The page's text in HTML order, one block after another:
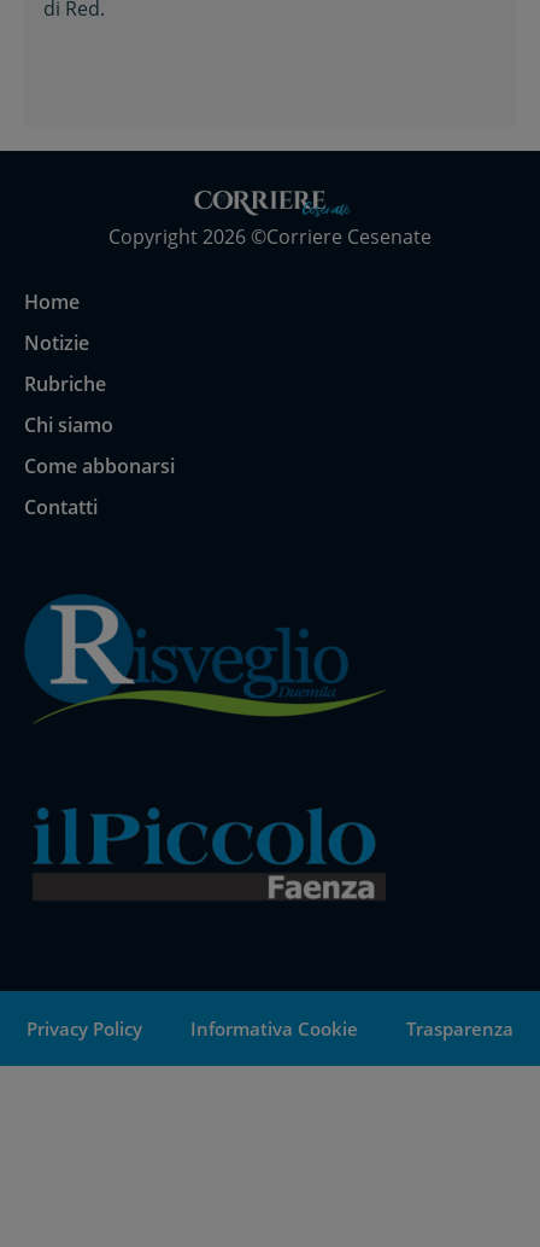
di Red.
Copyright 2026 ©Corriere Cesenate
Home
Notizie
Rubriche
Chi siamo
Come abbonarsi
Contatti
Privacy Policy Informativa Cookie Trasparenza